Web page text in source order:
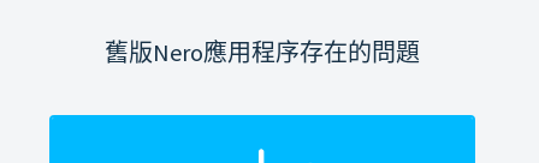
舊版Nero應用程序存在的問題